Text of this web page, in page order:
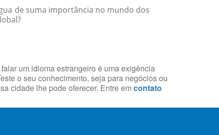
de suma importância no mundo dos
um idioma estrangeiro é uma exigência
o seu conhecimento, seja para negócios ou
cidade lhe pode oferecer. Entre em contato